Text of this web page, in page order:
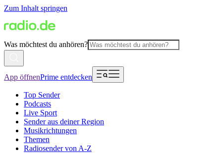
Zum Inhalt springen
Was möchtest du anhören?
App öffnenPrime entdecken
Top Sender
Podcasts
Live Sport
Sender aus deiner Region
Musikrichtungen
Themen
Radiosender von A-Z